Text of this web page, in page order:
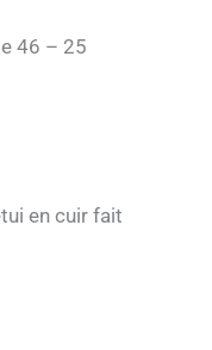
46 – 25
en cuir fait